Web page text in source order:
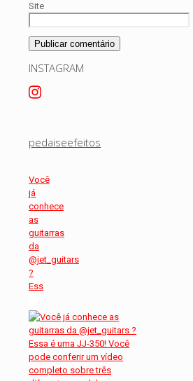
Site
INSTAGRAM
pedaiseefeitos
Você
já
conhece
as
guitarras
da
@jet_guitars
?
Ess